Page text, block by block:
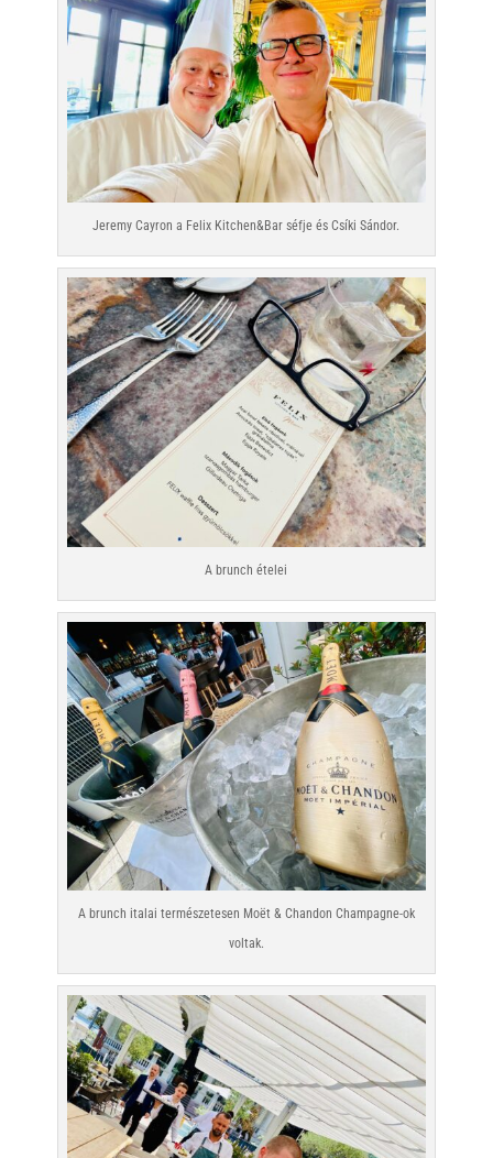
Jeremy Cayron a Felix Kitchen&Bar séfje és Csíki Sándor.
A brunch ételei
A brunch italai természetesen Moët & Chandon Champagne-ok
voltak.